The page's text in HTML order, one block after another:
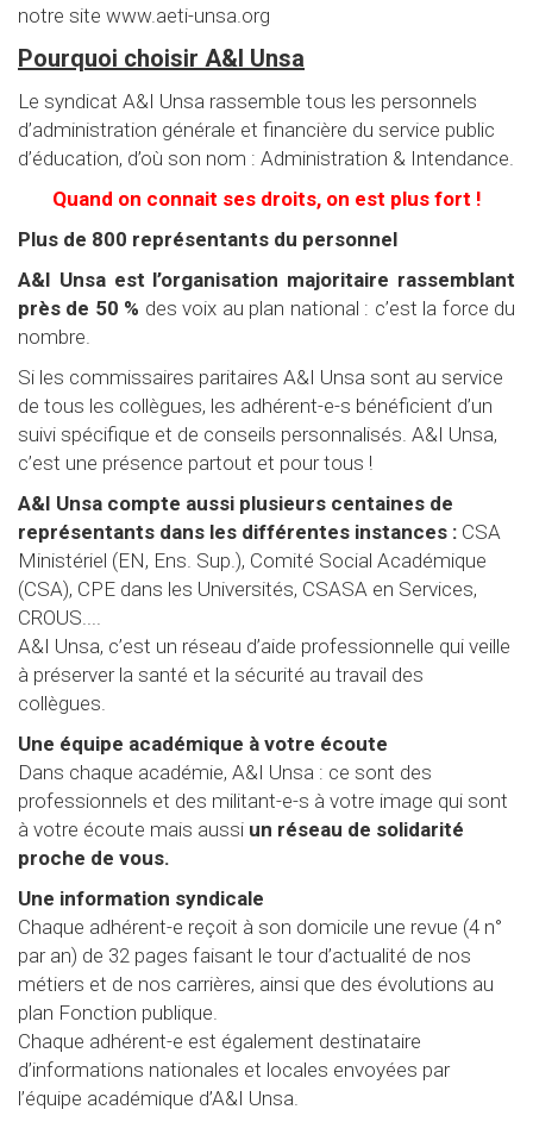
notre site www.aeti-unsa.org
Pourquoi choisir A&I Unsa
Le syndicat A&I Unsa rassemble tous les personnels
d’administration générale et financière du service public
d’éducation, d’où son nom : Administration & Intendance.
Quand on connait ses droits, on est plus fort !
Plus de 800 représentants du personnel
A&I Unsa est l’organisation majoritaire rassemblant
près de 50 % des voix au plan national : c’est la force du
nombre.
Si les commissaires paritaires A&I Unsa sont au service
de tous les collègues, les adhérent-e-s bénéficient d’un
suivi spécifique et de conseils personnalisés. A&I Unsa,
c’est une présence partout et pour tous !
A&I Unsa compte aussi plusieurs centaines de
représentants dans les différentes instances : CSA
Ministériel (EN, Ens. Sup.), Comité Social Académique
(CSA), CPE dans les Universités, CSASA en Services,
CROUS....
A&I Unsa, c’est un réseau d’aide professionnelle qui veille
à préserver la santé et la sécurité au travail des
collègues.
Une équipe académique à votre écoute
Dans chaque académie, A&I Unsa : ce sont des
professionnels et des militant-e-s à votre image qui sont
à votre écoute mais aussi un réseau de solidarité
proche de vous.
Une information syndicale
Chaque adhérent-e reçoit à son domicile une revue (4 n°
par an) de 32 pages faisant le tour d’actualité de nos
métiers et de nos carrières, ainsi que des évolutions au
plan Fonction publique.
Chaque adhérent-e est également destinataire
d’informations nationales et locales envoyées par
l’équipe académique d’A&I Unsa.